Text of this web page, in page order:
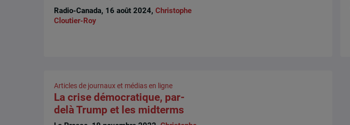
Radio-Canada, 16 août 2024,Christophe
Cloutier-Roy
Articles de journaux et médias en ligne
La crise démocratique, par-
delà Trump et les midterms